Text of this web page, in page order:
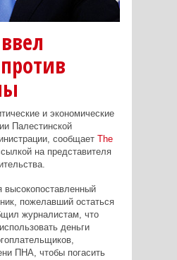
и экономические
Палестинской
сообщает The
на представителя
высокопоставленный
пожелавший остаться
журналистам, что
деньги
ПНА, чтобы погасить